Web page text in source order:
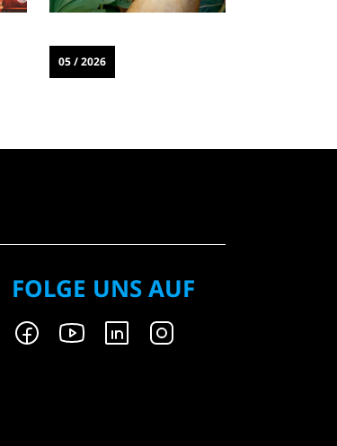
05 / 2026
FOLGE UNS AUF